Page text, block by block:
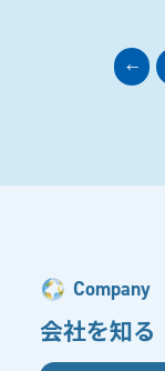
←
Company
会社を知る